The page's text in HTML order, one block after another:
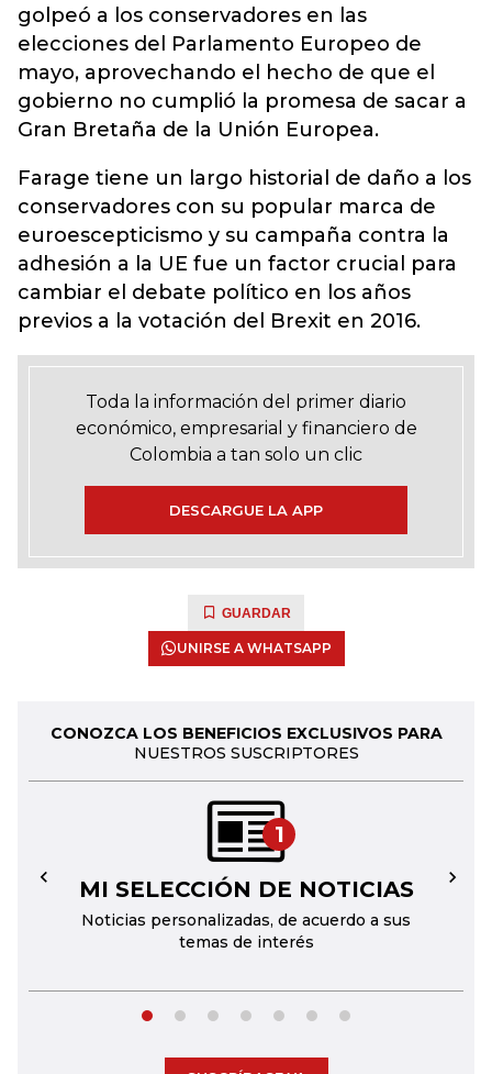
golpeó a los conservadores en las
elecciones del Parlamento Europeo de
mayo, aprovechando el hecho de que el
gobierno no cumplió la promesa de sacar a
Gran Bretaña de la Unión Europea.
Farage tiene un largo historial de daño a los
conservadores con su popular marca de
euroescepticismo y su campaña contra la
adhesión a la UE fue un factor crucial para
cambiar el debate político en los años
previos a la votación del Brexit en 2016.
Toda la información del primer diario
económico, empresarial y financiero de
Colombia a tan solo un clic
DESCARGUE LA APP
GUARDAR
UNIRSE A WHATSAPP
CONOZCA LOS BENEFICIOS EXCLUSIVOS PARA
NUESTROS SUSCRIPTORES
1
MI SELECCIÓN DE NOTICIAS
Noticias personalizadas, de acuerdo a sus
temas de interés
← →